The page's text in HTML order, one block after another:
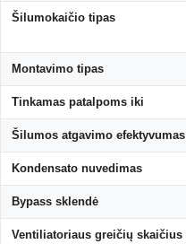
Šilumokaičio tipas
Montavimo tipas
Tinkamas patalpoms iki
Šilumos atgavimo efektyvumas
Kondensato nuvedimas
Bypass sklendė
Ventiliatoriaus greičių skaičius